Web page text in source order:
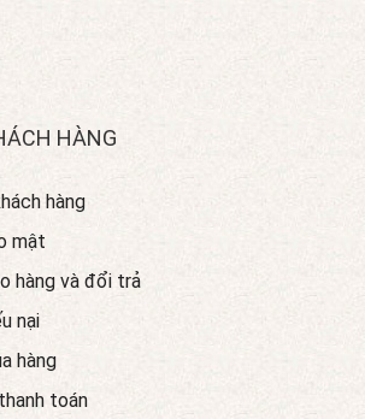
HÀNG
hàng
mật
hàng và đổi trả
nại
hàng
toán